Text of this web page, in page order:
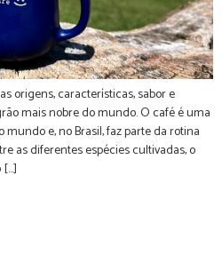
origens, características, sabor e
mais nobre do mundo. O café é uma
e, no Brasil, faz parte da rotina
as diferentes espécies cultivadas, o